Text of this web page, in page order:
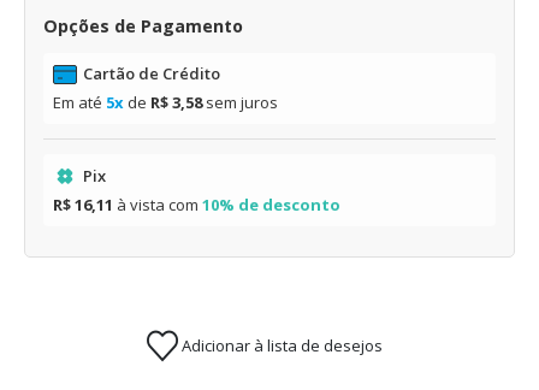
Opções de Pagamento
Cartão de Crédito
Em até 5x de R$ 3,58sem juros
Pix
R$ 16,11 à vista com 10% de desconto
Adicionar à lista de desejos